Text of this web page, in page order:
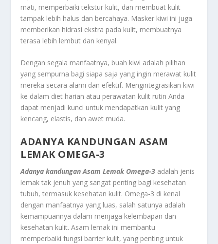
mati, memperbaiki tekstur kulit, dan membuat kulit
tampak lebih halus dan bercahaya. Masker kiwi ini juga
memberikan hidrasi ekstra pada kulit, membuatnya
terasa lebih lembut dan kenyal.
Dengan segala manfaatnya, buah kiwi adalah pilihan
yang sempurna bagi siapa saja yang ingin merawat kulit
mereka secara alami dan efektif. Mengintegrasikan kiwi
ke dalam diet harian atau perawatan kulit rutin Anda
dapat menjadi kunci untuk mendapatkan kulit yang
kencang, elastis, dan awet muda.
ADANYA KANDUNGAN ASAM
LEMAK OMEGA-3
Adanya kandungan Asam Lemak Omega-3 adalah jenis
lemak tak jenuh yang sangat penting bagi kesehatan
tubuh, termasuk kesehatan kulit. Omega-3 di kenal
dengan manfaatnya yang luas, salah satunya adalah
kemampuannya dalam menjaga kelembapan dan
kesehatan kulit. Asam lemak ini membantu
memperbaiki fungsi barrier kulit, yang penting untuk